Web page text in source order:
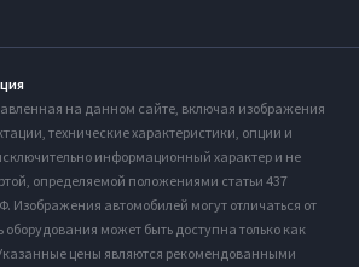
на данном сайте, включая изображения
технические характеристики, опции и
информационный характер и не
определяемой положениями статьи 437
Изображения автомобилей могут отличаться от
может быть доступна только как
цены являются рекомендованными